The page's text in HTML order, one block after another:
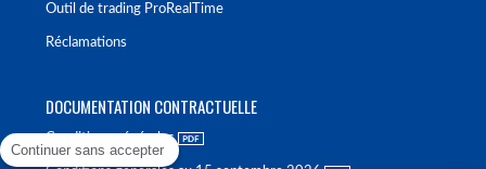
Outil de trading ProRealTime
Réclamations
DOCUMENTATION CONTRACTUELLE
Conditions générales
Continuer sans accepter